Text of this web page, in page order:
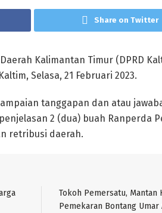
Share on Twitter
Kalimantan Timur (DPRD
Selasa, 21 Februari 2023.
tanggapan dan atau
2 (dua) buah Ranperda
retribusi daerah.
Tokoh Pemersatu, Mantan
Pemekaran Bontang